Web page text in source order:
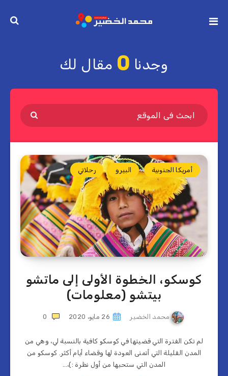
وجدنا 0 مقال لك
أمريكا الجنوبية البيرو رحلاتي
كوسكو، الخطوة الأولى إلى ماتشو
بيتشو (معلومات)
محمد الخضير 26 مايو، 2020 0
لم تكن الفترة التي قضيتها في كوسكو كافية بالنسبة لي، وهي من
المدن القليلة التي أتمنى العودة لها وقضاء أيام أكثر. كوسكو من
المدن التي ستحبها من أول نظرة :)،…